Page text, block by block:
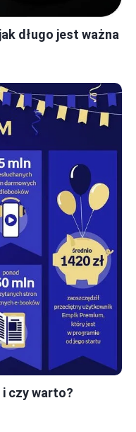
długo jest ważna
i czy warto?